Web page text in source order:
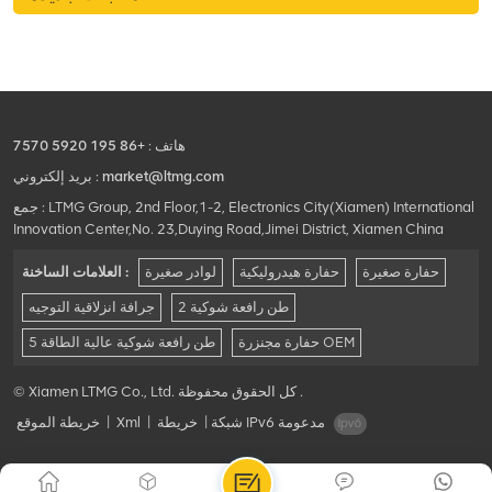
هاتف : +86 195 5920 7570
بريد إلكتروني : market@ltmg.com
جمع : LTMG Group, 2nd Floor,1-2, Electronics City(Xiamen) International
Innovation Center,No. 23,Duying Road,Jimei District, Xiamen China
العلامات الساخنة : لوادر صغيرة حفارة هيدروليكية حفارة صغيرة
جرافة انزلاقية التوجيه 2 طن رافعة شوكية
5 طن رافعة شوكية عالية الطاقة حفارة مجنزرة OEM
© Xiamen LTMG Co., Ltd. كل الحقوق محفوظة .
خريطة الموقع
Xml خريطة